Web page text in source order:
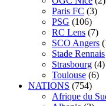
Paris FC (3)
PSG (106)
RC Lens (7)
SCO Angers
Stade Rennais
Strasbourg (4)
Toulouse (6)
NATIONS (754)
Afrique du